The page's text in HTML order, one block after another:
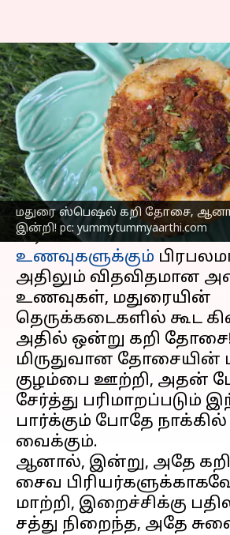
மதுரை ஸ்பெஷல் கறி தோசை,
இன்றி! pc: yummytummyaarthi.com
சமையல்
ஸ்பெஷல் கறி
ஆனால்
எழுதியவர் Venkatalakshmi V Oct 06, 2023
செய்தி முன்னோட்டம்
மதுரை, கோவில்களுக்கு
பிரபலமில்லை.
உணவுகளுக்கும்
அதிலும் விதவிதமான
உணவுகள், மதுரையின்
தெருக்கடைகளில் கூட
அதில் ஒன்று கறி
மிருதுவான தோசையின்
குழம்பை ஊற்றி, அதன்
சேர்த்து பரிமாறப்படும்
பார்க்கும் போதே
வைக்கும்.
ஆனால், இன்று, அதே
சைவ
மாற்றி, இறைச்சிக்கு
சத்து நிறைந்த, அதே